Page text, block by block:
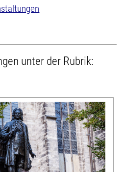
unter der Rubrik: